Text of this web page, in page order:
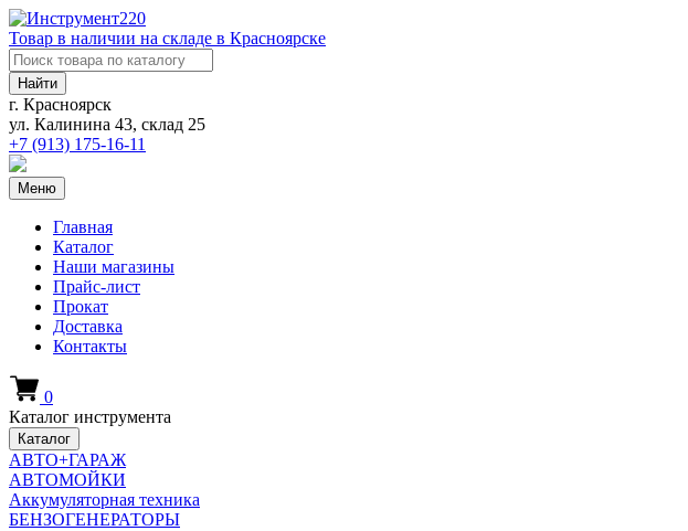
Товар в наличии на складе в Красноярске
Найти
г. Красноярск
ул. Калинина 43, склад 25
+7 (913) 175-16-11
Меню
Главная
Каталог
Наши магазины
Прайс-лист
Прокат
Доставка
Контакты
0
Каталог инструмента
Каталог
АВТО+ГАРАЖ
АВТОМОЙКИ
Аккумуляторная техника
БЕНЗОГЕНЕРАТОРЫ